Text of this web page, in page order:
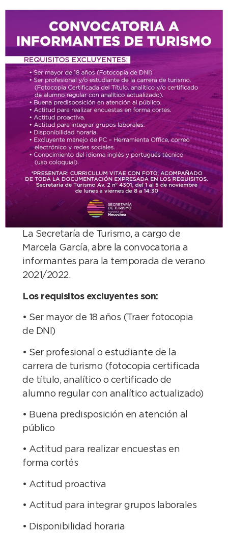
La Secretaría de Turismo, a cargo de
Marcela García, abre la convocatoria a
informantes para la temporada de verano
2021/2022.
Los requisitos excluyentes son:
• Ser mayor de 18 años (Traer fotocopia
de DNI)
• Ser profesional o estudiante de la
carrera de turismo (fotocopia certificada
de título, analítico o certificado de
alumno regular con analítico actualizado)
• Buena predisposición en atención al
público
• Actitud para realizar encuestas en
forma cortés
• Actitud proactiva
• Actitud para integrar grupos laborales
• Disponibilidad horaria